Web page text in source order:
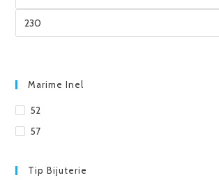
Marime Inel
52
57
Tip Bijuterie